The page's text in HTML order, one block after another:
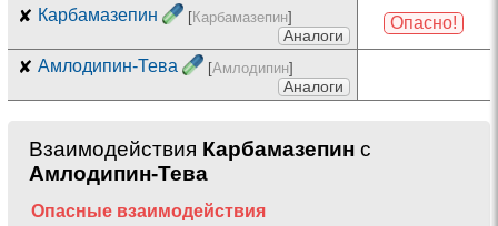
✘ Карбамазепин [Карбамазепин]
Аналоги
Опасно!
✘ Амлодипин-Тева [Амлодипин]
Аналоги
Взаимодействия Карбамазепин с
Амлодипин-Тева
Опасные взаимодействия